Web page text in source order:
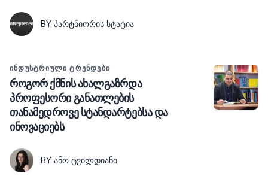
BY ᲞᲐᲠᲢᲜᲘᲝᲠᲘᲡ ᲡᲢᲐᲢᲘᲐ
ᲘᲜᲓᲣᲡᲢᲠᲘᲣᲚᲘ ᲢᲠᲔᲜᲓᲔᲑᲘ
როგორ ქმნის ახალგაზრდა
პროფესორი განათლების
თანამედროვე სტანდარტებსა და
ინოვაციებს
BY ᲐᲜᲝ ᲢᲕᲘᲚᲓᲘᲐᲜᲘ